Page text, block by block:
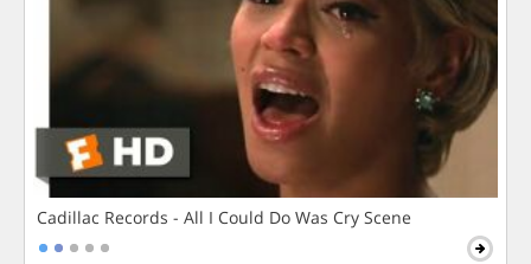
Cadillac Records - All I Could Do Was Cry Scene